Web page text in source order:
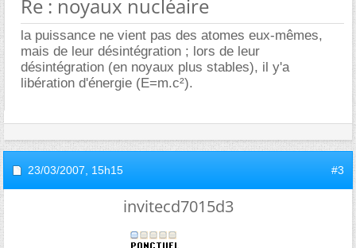
Re : noyaux nucléaire
la puissance ne vient pas des atomes eux-mêmes,
mais de leur désintégration ; lors de leur
désintégration (en noyaux plus stables), il y'a
libération d'énergie (E=m.c²).
23/03/2007, 15h15 #3
invitecd7015d3